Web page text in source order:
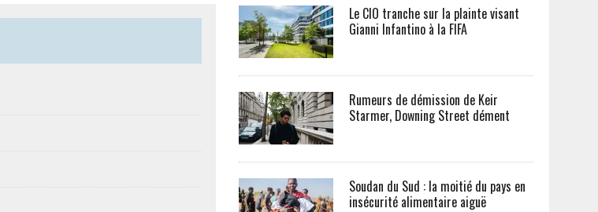
Le CIO tranche sur la plainte visant
Gianni Infantino à la FIFA
Rumeurs de démission de Keir
Starmer, Downing Street dément
Soudan du Sud : la moitié du pays en
insécurité alimentaire aiguë